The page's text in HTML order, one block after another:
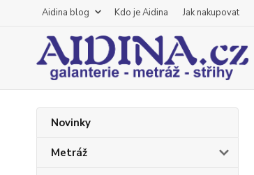
Aidina blog Kdo je Aidina Jak nakupovat
Novinky
Metráž